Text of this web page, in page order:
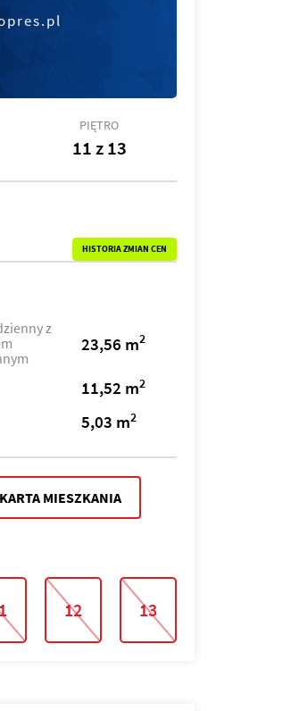
PIĘTRO
11 z 13
HISTORIA ZMIAN CEN
z
23,56 m2
11,52 m2
5,03 m2
KARTA MIESZKANIA
12 13